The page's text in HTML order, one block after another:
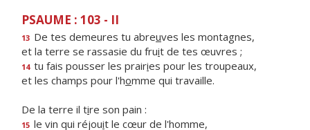
PSAUME : 103 - II
13 De tes demeures tu abreuves les montagnes,
et la terre se rassasie du fruit de tes œuvres ;
14 tu fais pousser les prairies pour les troupeaux,
et les champs pour l'homme qui travaille.
De la terre il tire son pain :
15 le vin qui réjouit le cœur de l'homme,